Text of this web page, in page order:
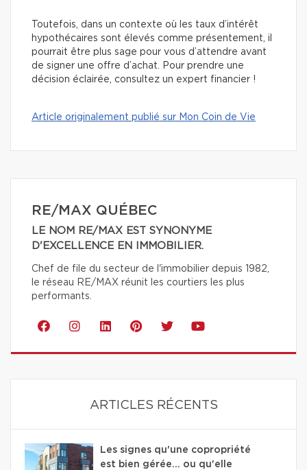
Toutefois, dans un contexte où les taux d’intérêt
hypothécaires sont élevés comme présentement, il
pourrait être plus sage pour vous d’attendre avant
de signer une offre d’achat. Pour prendre une
décision éclairée, consultez un expert financier !
Article originalement publié sur Mon Coin de Vie
RE/MAX QUÉBEC
LE NOM RE/MAX EST SYNONYME
D'EXCELLENCE EN IMMOBILIER.
Chef de file du secteur de l'immobilier depuis 1982,
le réseau RE/MAX réunit les courtiers les plus
performants.
ARTICLES RÉCENTS
Les signes qu'une copropriété
est bien gérée… ou qu'elle